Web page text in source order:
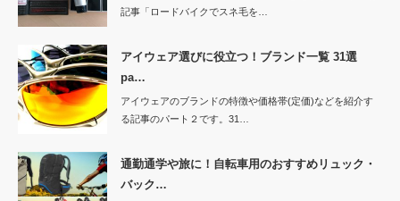
記事「ロードバイクでスネ毛を…
アイウェア選びに役立つ！ブランド一覧 31選
pa…
アイウェアのブランドの特徴や価格帯(定価)などを紹介す
る記事のパート２です。31…
通勤通学や旅に！自転車用のおすすめリュック・
バック…